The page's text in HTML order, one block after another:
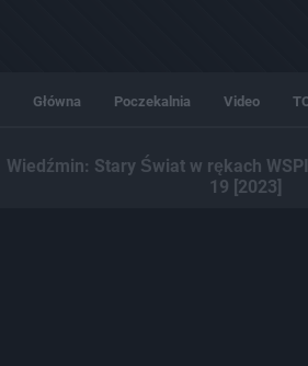
Główna Poczekalnia Video
Wiedźmin: Stary Świat w rękach
19 [2023]